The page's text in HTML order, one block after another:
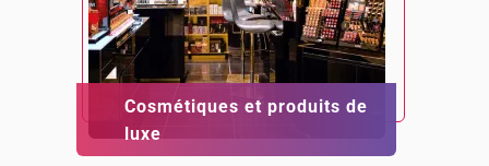
Cosmétiques et produits de
luxe